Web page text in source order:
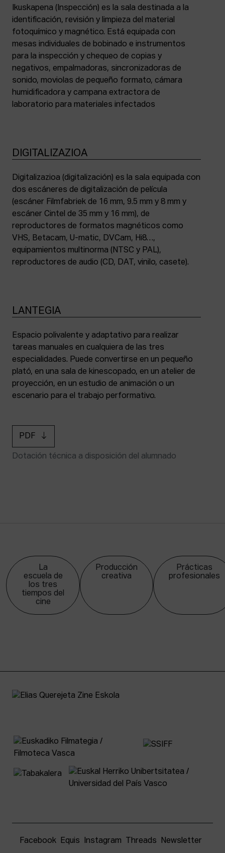
Ikuskapena (Inspección) es la sala destinada a la
identificación, revisión y limpieza del material
fotoquímico y magnético. Está equipada con
mesas individuales de bobinado e instrumentos
para la inspección y chequeo de copias y
negativos, empalmadoras, sincronizadoras de
sonido, moviolas de pequeño formato, cámara
humidificadora y campana extractora de
laboratorio para materiales infectados
DIGITALIZAZIOA
Digitalizazioa (digitalización) es la sala equipada con
dos escáneres de digitalización de película
(escáner Filmfabriek de 16 mm, 9.5 mm y 8 mm y
escáner Cintel de 35 mm y 16 mm), de
reproductores de formatos magnéticos como
VHS, Betacam, U-matic, DVCam, Hi8…,
equipamientos multinorma (NTSC y PAL),
reproductores de audio (CD, DAT, vinilo, casete).
LANTEGIA
Espacio polivalente y adaptativo para realizar
tareas manuales en cualquiera de las tres
especialidades. Puede convertirse en un pequeño
plató, en una sala de kinescopado, en un atelier de
proyección, en un estudio de animación o un
escenario para el trabajo performativo.
PDF
Dotación técnica a disposición del alumnado
La
escuela de
los tres
tiempos del
cine
Producción
creativa
Prácticas
profesionales
Facebook Equis Instagram Threads Newsletter